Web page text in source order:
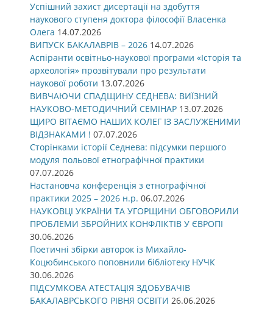
Успішний захист дисертації на здобуття
наукового ступеня доктора філософії Власенка
Олега 14.07.2026
ВИПУСК БАКАЛАВРІВ – 2026 14.07.2026
Аспіранти освітньо-наукової програми «Історія та
археологія» прозвітували про результати
наукової роботи 13.07.2026
ВИВЧАЮЧИ СПАДЩИНУ СЕДНЕВА: ВИЇЗНИЙ
НАУКОВО-МЕТОДИЧНИЙ СЕМІНАР 13.07.2026
ЩИРО ВІТАЄМО НАШИХ КОЛЕГ ІЗ ЗАСЛУЖЕНИМИ
ВІДЗНАКАМИ ! 07.07.2026
Сторінками історії Седнева: підсумки першого
модуля польової етнографічної практики
07.07.2026
Настановча конференція з етнографічної
практики 2025 – 2026 н.р. 06.07.2026
НАУКОВЦІ УКРАЇНИ ТА УГОРЩИНИ ОБГОВОРИЛИ
ПРОБЛЕМИ ЗБРОЙНИХ КОНФЛІКТІВ У ЄВРОПІ
30.06.2026
Поетичні збірки авторок із Михайло-
Коцюбинського поповнили бібліотеку НУЧК
30.06.2026
ПІДСУМКОВА АТЕСТАЦІЯ ЗДОБУВАЧІВ
БАКАЛАВРСЬКОГО РІВНЯ ОСВІТИ 26.06.2026